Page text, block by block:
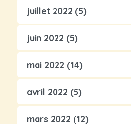
juillet 2022 (5)
juin 2022 (5)
mai 2022 (14)
avril 2022 (5)
mars 2022 (12)